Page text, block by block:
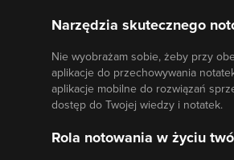
Narzędzia skutecznego
Nie wyobrażam sobie, żeby przy
aplikacje do przechowywania
aplikacje mobilne do rozwiązań
dostęp do Twojej wiedzy i notatek.
Rola notowania w życiu